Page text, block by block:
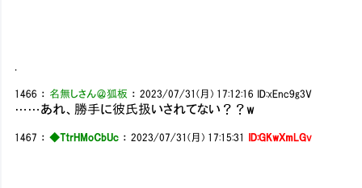
1466 ： 名無しさん＠狐板 ：2023/07/31(月) 17:12:16 ID:xEnc9g3V
……あれ、勝手に彼氏扱いされてない？？w
1467 ：◆TtrHMoCbUc ：2023/07/31(月) 17:15:31 ID:GKwXmLGv